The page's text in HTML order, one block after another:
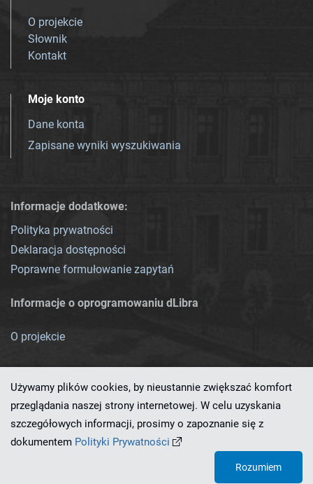
O projekcie
Słownik
Kontakt
Moje konto
Dane konta
Zapisane wyniki wyszukiwania
Informacje dodatkowe:
Polityka prywatności
Deklaracja dostępności
Poprawne formułowanie zapytań
Informacje o oprogramowaniu dLibra
O projekcie
Ten serwis działa dzięki oprogramowaniu
Używamy plików cookies, by nieustannie zwiększać komfort
przeglądania naszej strony internetowej. W celu uzyskania
szczegółowych informacji, prosimy o zapoznanie się z
dokumentem Polityki Prywatności
Rozumiem